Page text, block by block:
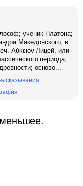
ученик Платона;
Македонского; в
Λύκειον Лицей, или
периода;
осново...